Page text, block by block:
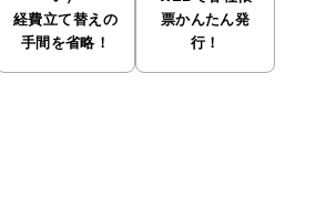
経費立て替えの
手間を省略！
票かんたん発
行！